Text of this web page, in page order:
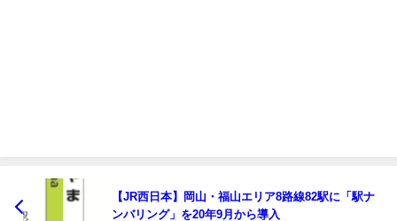
【JR西日本】岡山・福山エリア8路線82駅に「駅ナ
ンバリング」を20年9月から導入